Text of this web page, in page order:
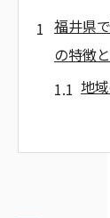
福井県
の特徴
地
環
ハ